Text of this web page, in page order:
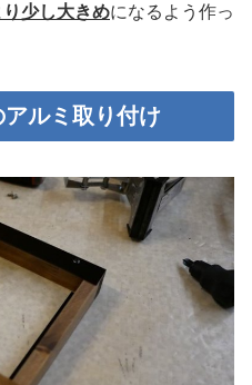
少し大きめになるよう作っ
ルミ取り付け